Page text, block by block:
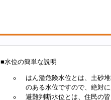
■水位の簡単な説明
はん濫危険水位とは、土砂
のある水位ですので、絶対
避難判断水位とは、住民の